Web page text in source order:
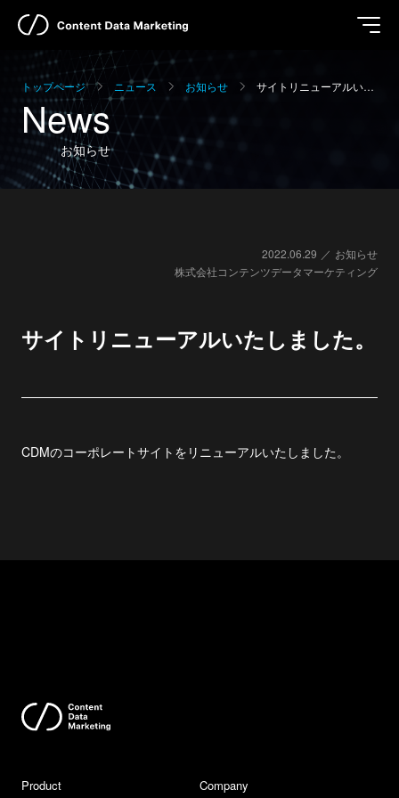
トップページ ニュース お知らせ サイトリニューアルい…
News
お知らせ
2022.06.29
お知らせ
株式会社コンテンツデータマーケティング
サイトリニューアルいたしました。
CDMのコーポレートサイトをリニューアルいたしました。
Product Company